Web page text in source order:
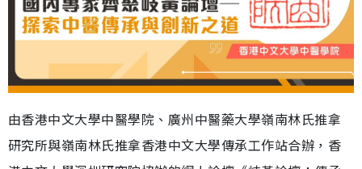
由香港中文大學中醫學院、廣州中醫藥大學嶺南林氏推拿
研究所與嶺南林氏推拿香港中文大學傳承工作站合辦，香